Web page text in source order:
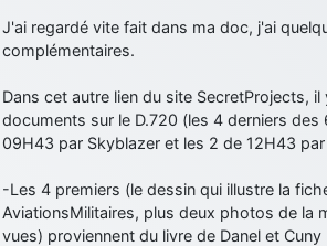
J'ai regardé vite fait dans ma doc, j'ai
complémentaires.
Dans cet autre lien du site SecretProjects,
documents sur le D.720 (les 4 derniers des
09H43 par Skyblazer et les 2 de 12H43
-Les 4 premiers (le dessin qui illustre la
AviationsMilitaires, plus deux photos de la
vues) proviennent du livre de Danel et Cuny